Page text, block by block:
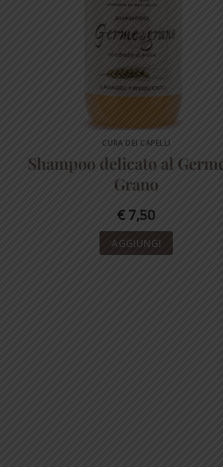
CURA DEI CAPELLI
Shampoo delicato al
Grano
€ 7,50
AGGIUNGI